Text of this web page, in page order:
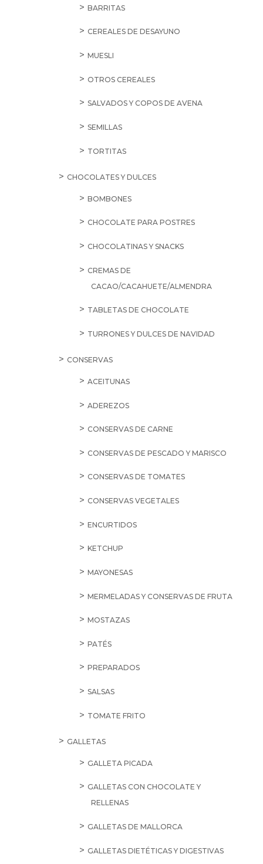
BARRITAS
CEREALES DE DESAYUNO
MUESLI
OTROS CEREALES
SALVADOS Y COPOS DE AVENA
SEMILLAS
TORTITAS
CHOCOLATES Y DULCES
BOMBONES
CHOCOLATE PARA POSTRES
CHOCOLATINAS Y SNACKS
CREMAS DE
CACAO/CACAHUETE/ALMENDRA
TABLETAS DE CHOCOLATE
TURRONES Y DULCES DE NAVIDAD
CONSERVAS
ACEITUNAS
ADEREZOS
CONSERVAS DE CARNE
CONSERVAS DE PESCADO Y MARISCO
CONSERVAS DE TOMATES
CONSERVAS VEGETALES
ENCURTIDOS
KETCHUP
MAYONESAS
MERMELADAS Y CONSERVAS DE FRUTA
MOSTAZAS
PATÉS
PREPARADOS
SALSAS
TOMATE FRITO
GALLETAS
GALLETA PICADA
GALLETAS CON CHOCOLATE Y
RELLENAS
GALLETAS DE MALLORCA
GALLETAS DIETÉTICAS Y DIGESTIVAS